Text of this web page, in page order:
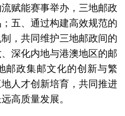
赋能赛事举办，三地邮政
五、通过构建高效规范的
，共同维护三地邮政间的
深化内地与港澳地区的邮
邮政集邮文化的创新与繁
人才创新培育，共同推进
高质量发展。